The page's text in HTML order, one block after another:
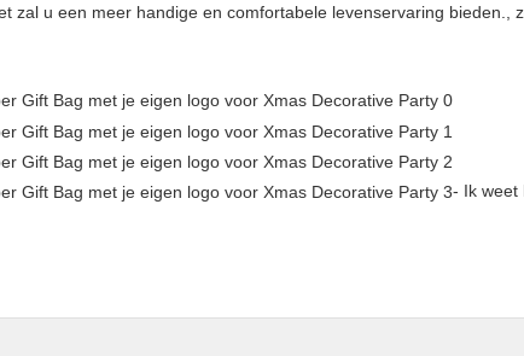
zal u een meer handige en comfortabele levenservaring bieden.,
- Ik weet